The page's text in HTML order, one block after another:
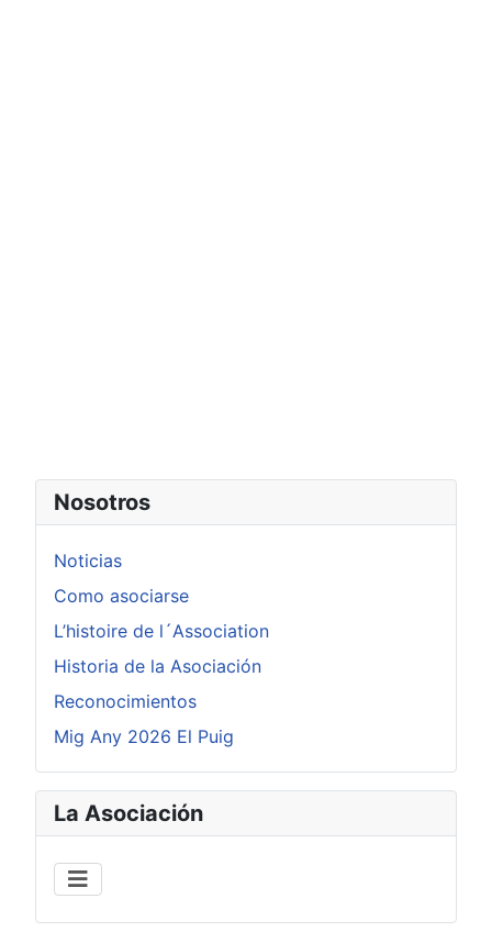
Nosotros
Noticias
Como asociarse
L’histoire de l´Association
Historia de la Asociación
Reconocimientos
Mig Any 2026 El Puig
La Asociación